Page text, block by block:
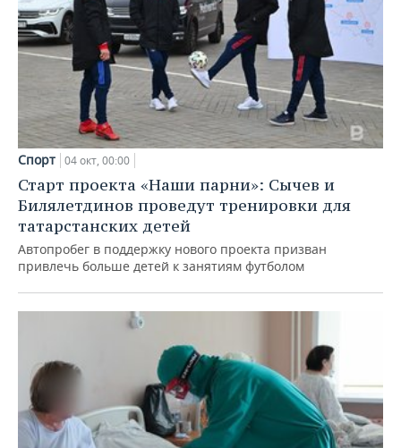
Спорт 04 окт, 00:00
Старт проекта «Наши парни»: Сычев и
Билялетдинов проведут тренировки для
татарстанских детей
Автопробег в поддержку нового проекта призван
привлечь больше детей к занятиям футболом